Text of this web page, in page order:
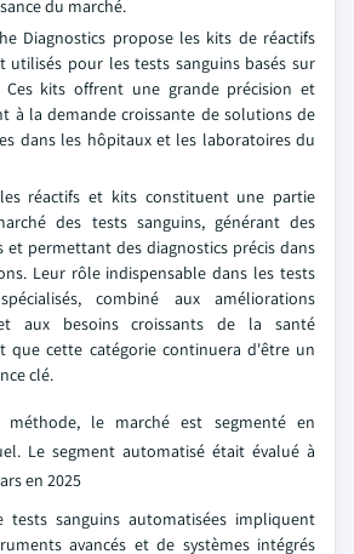
du marché.
Diagnostics propose les kits de réactifs
utilisés pour les tests sanguins basés sur
Ces kits offrent une grande précision et
à la demande croissante de solutions de
dans les hôpitaux et les laboratoires du
réactifs et kits constituent une partie
des tests sanguins, générant des
et permettant des diagnostics précis dans
Leur rôle indispensable dans les tests
combiné aux améliorations
aux besoins croissants de la santé
que cette catégorie continuera d'être un
clé.
le marché est segmenté en
Le segment automatisé était évalué à
en 2025
tests sanguins automatisées impliquent
avancés et de systèmes intégrés